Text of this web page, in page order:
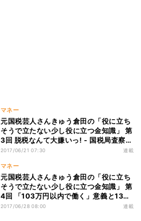
マネー
元国税芸人さんきゅう倉田の「役に立ち
そうで立たない少し役に立つ金知識」 第
3回 脱税なんて大嫌いっ! - 国税局査察
部・マルサ
2017/06/21 07:30 連載
マネー
元国税芸人さんきゅう倉田の「役に立ち
そうで立たない少し役に立つ金知識」 第
4回 「103万円以内で働く」意義と130
万円の壁
2017/06/28 08:00 連載